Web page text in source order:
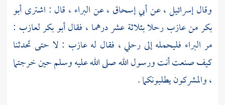
وقالإسرائيل ،عنأبي إسحاق ،عنالبراء ، قال : اشترىأبو
بكرمنعازبرحلا بثلاثة عشر درهما ، فقالأبو بكرلعازب :
مر البراء فليحمله إلى رحلي ، فقال لهعازب : لا حتى تحدثنا
كيف صنعت أنت ورسول الله صلى الله عليه وسلم حين خرجتما
، والمشركون يطلبونكما .